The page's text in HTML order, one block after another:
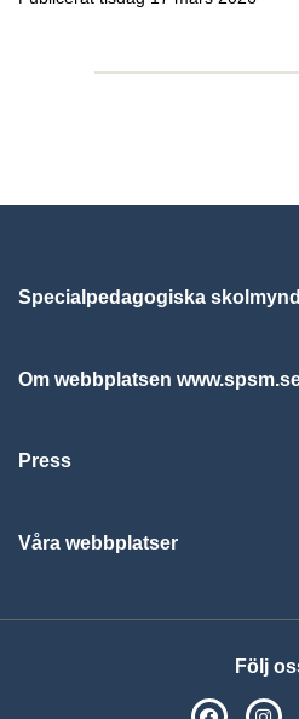
Specialpedagogiska
Om webbplatsen
Press
Våra webbplatser
Följ
SPSM